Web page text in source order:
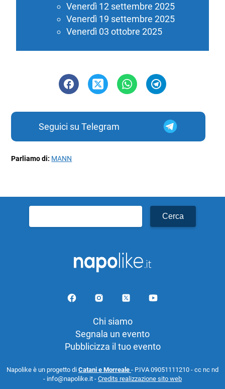
Venerdì 12 settembre 2025
Venerdì 19 settembre 2025
Venerdì 03 ottobre 2025
Seguici su Telegram
Parliamo di: MANN
per:
Chi siamo
Segnala un evento
Pubblicizza il tuo evento
Napolike è un progetto di Catani e Morreale - P.IVA 09051111210 - cc nc nd
- info@napolike.it - Credits realizzazione sito web